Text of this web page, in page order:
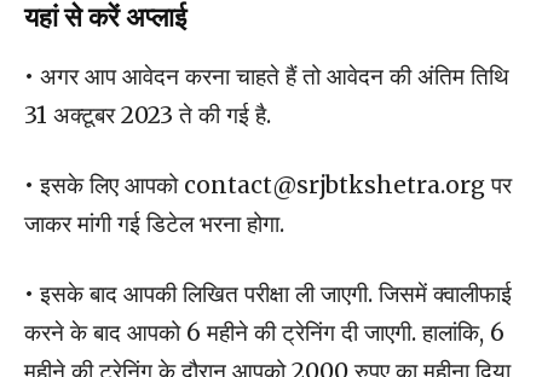
यहां से करें अप्लाई
• अगर आप आवेदन करना चाहते हैं तो आवेदन की अंतिम तिथि
31 अक्टूबर 2023 ते की गई है.
• इसके लिए आपको contact@srjbtkshetra.org पर
जाकर मांगी गई डिटेल भरना होगा.
• इसके बाद आपकी लिखित परीक्षा ली जाएगी. जिसमें क्वालीफाई
करने के बाद आपको 6 महीने की ट्रेनिंग दी जाएगी. हालांकि, 6